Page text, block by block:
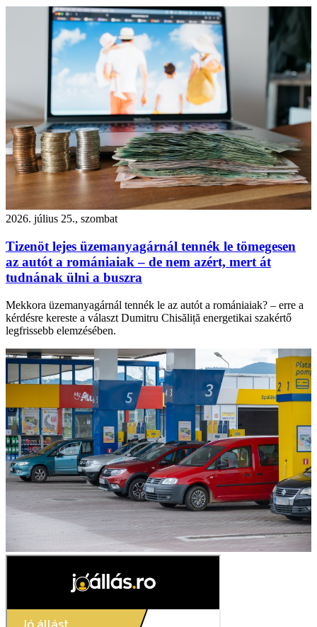
2026. július 25., szombat
Tizenöt lejes üzemanyagárnál tennék le tömegesen
az autót a romániaiak – de nem azért, mert át
tudnának ülni a buszra
Mekkora üzemanyagárnál tennék le az autót a romániaiak? – erre a
kérdésre kereste a választ Dumitru Chisăliță energetikai szakértő
legfrissebb elemzésében.